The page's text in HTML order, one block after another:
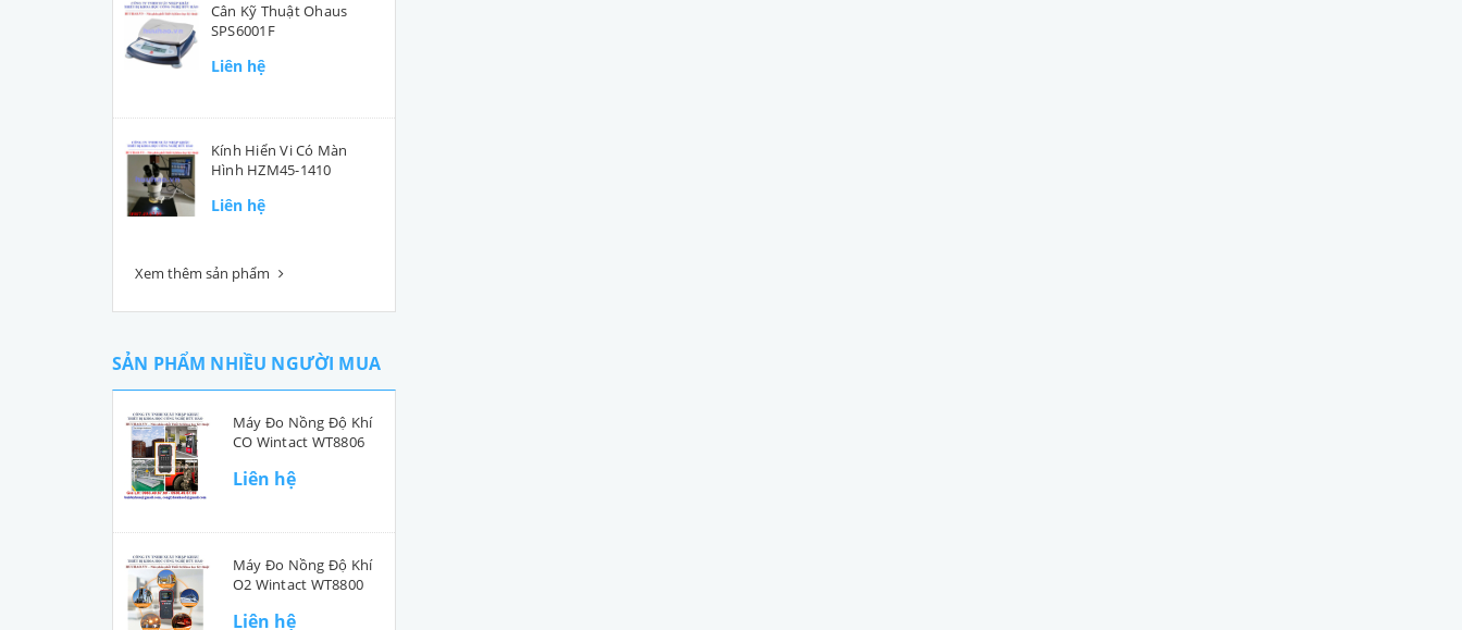
Cân Kỹ Thuật Ohaus
SPS6001F
Liên hệ
Kính Hiển Vi Có Màn
Hình HZM45-1410
Liên hệ
Xem thêm sản phẩm
SẢN PHẨM NHIỀU NGƯỜI MUA
Máy Đo Nồng Độ Khí
CO Wintact WT8806
Liên hệ
Máy Đo Nồng Độ Khí
O2 Wintact WT8800
Liên hệ